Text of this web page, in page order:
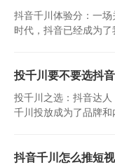
抖音千川体验分：一
时代，抖音已经成为
投千川要不要选抖
投千川之选：抖音达
千川投放成为了品牌
抖音千川怎么推短